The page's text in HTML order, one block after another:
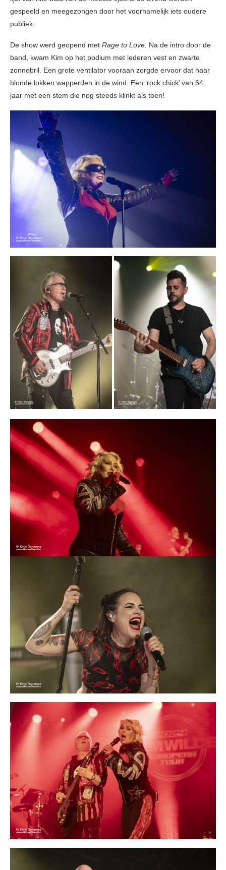
gespeeld en meegezongen door het voornamelijk iets oudere
publiek.
De show werd geopend met Rage to Love. Na de intro door de
band, kwam Kim op het podium met lederen vest en zwarte
zonnebril. Een grote ventilator vooraan zorgde ervoor dat haar
blonde lokken wapperden in de wind. Een ‘rock chick’ van 64
jaar met een stem die nog steeds klinkt als toen!